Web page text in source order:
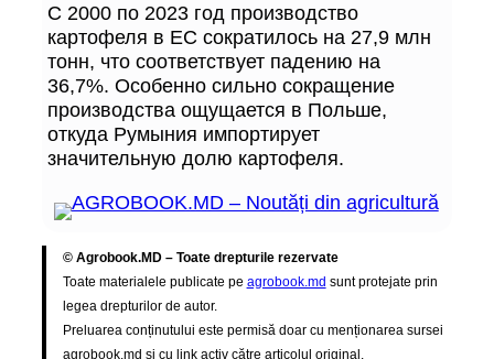
С 2000 по 2023 год производство
картофеля в ЕС сократилось на 27,9 млн
тонн, что соответствует падению на
36,7%. Особенно сильно сокращение
производства ощущается в Польше,
откуда Румыния импортирует
значительную долю картофеля.
© Agrobook.MD – Toate drepturile rezervate
Toate materialele publicate pe agrobook.md sunt protejate prin
legea drepturilor de autor.
Preluarea conținutului este permisă doar cu menționarea sursei
agrobook.md și cu link activ către articolul original.